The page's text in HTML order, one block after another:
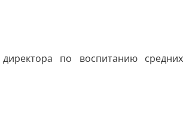
по воспитанию средних